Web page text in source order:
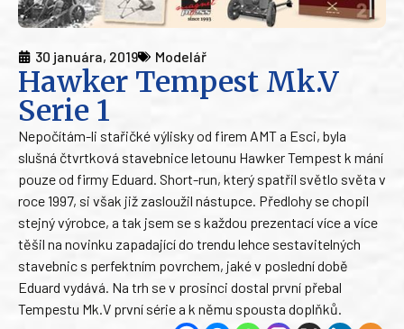
30 januára, 2019 Modelář
Hawker Tempest Mk.V
Serie 1
Nepočítám-li stařičké výlisky od firem AMT a Esci, byla
slušná čtvrtková stavebnice letounu Hawker Tempest k mání
pouze od firmy Eduard. Short-run, který spatřil světlo světa v
roce 1997, si však již zasloužil nástupce. Předlohy se chopil
stejný výrobce, a tak jsem se s každou prezentací více a více
těšil na novinku zapadající do trendu lehce sestavitelných
stavebnic s perfektním povrchem, jaké v poslední době
Eduard vydává. Na trh se v prosinci dostal první přebal
Tempestu Mk.V první série a k němu spousta doplňků.